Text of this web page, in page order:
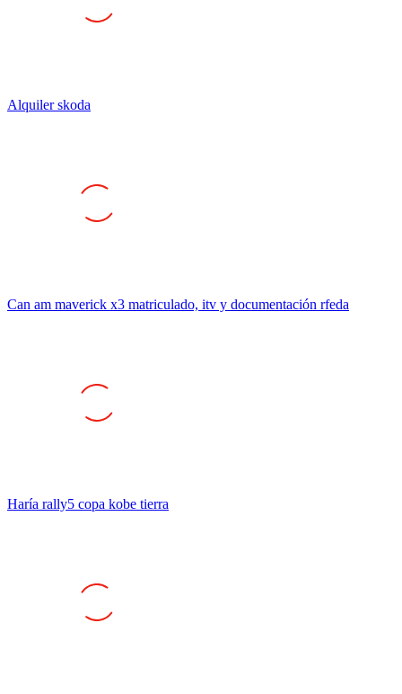
Alquiler skoda
Can am maverick x3 matriculado, itv y documentación rfeda
Haría rally5 copa kobe tierra